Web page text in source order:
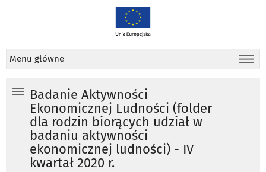
Menu główne
Badanie Aktywności
Ekonomicznej Ludności (folder
dla rodzin biorących udział w
badaniu aktywności
ekonomicznej ludności) - IV
kwartał 2020 r.